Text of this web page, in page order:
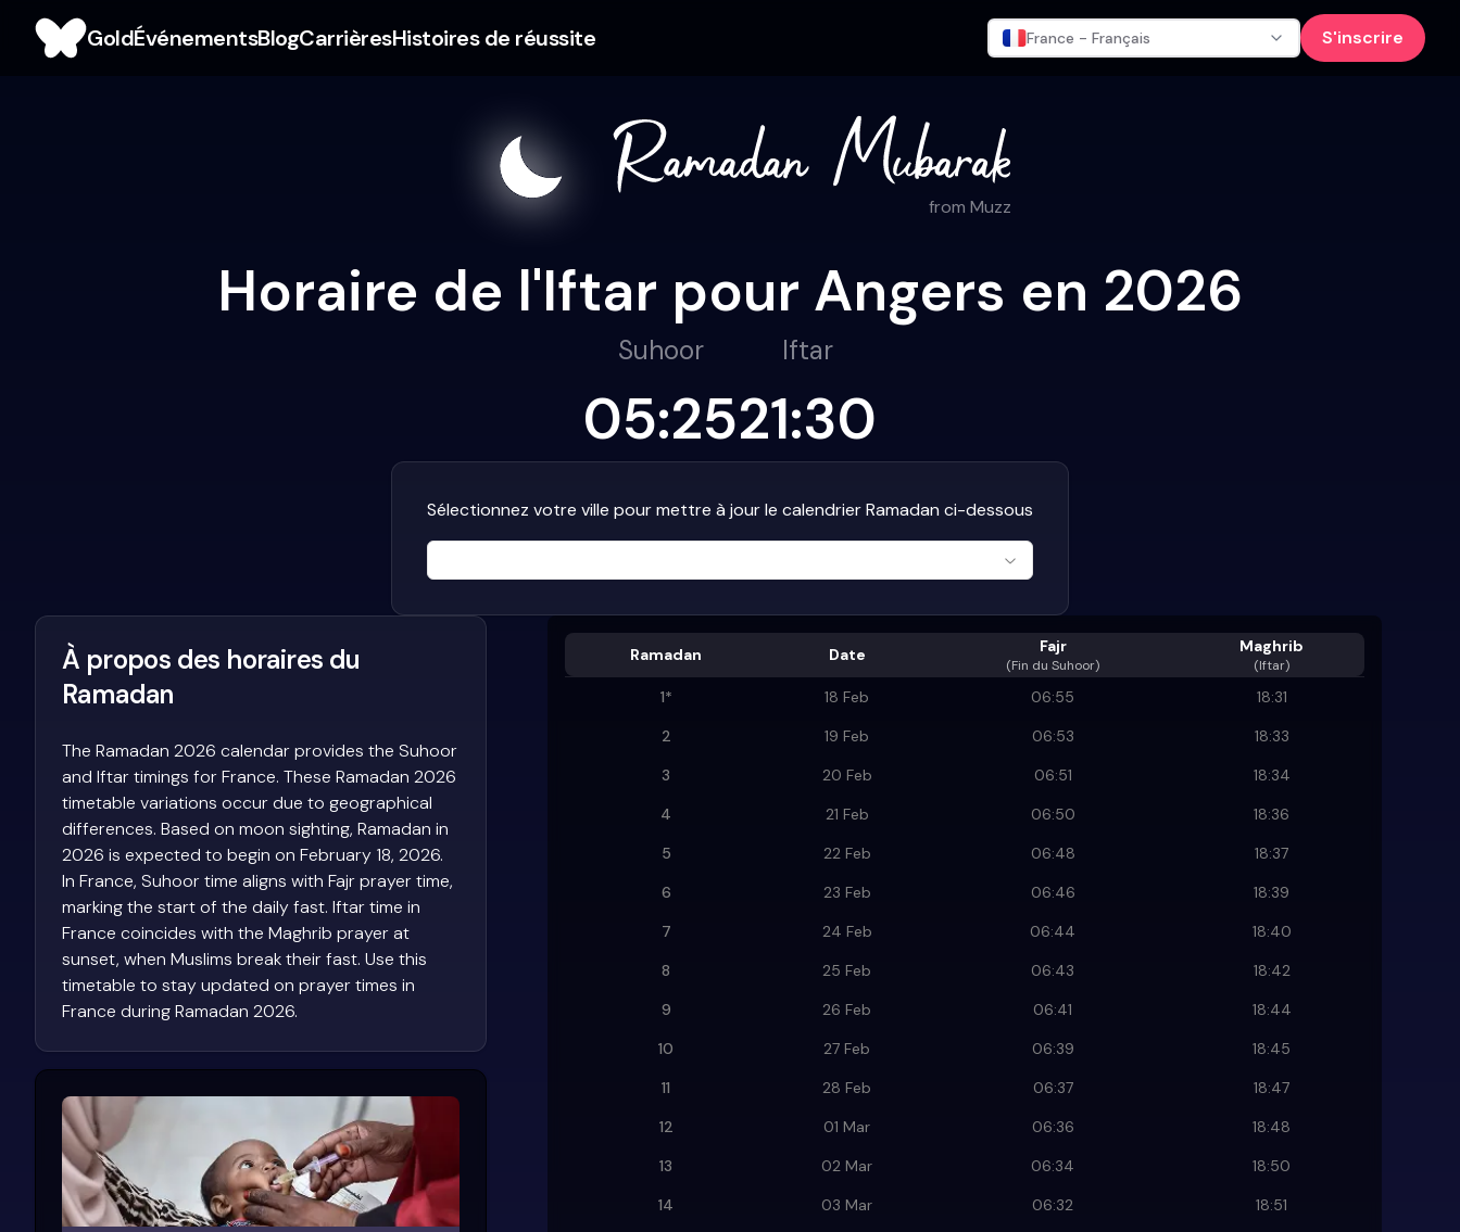
GoldÉvénementsBlogCarrièresHistoires de réussite France - Français S'inscrire
from Muzz
Horaire de l'Iftar pour Angers en 2026
Suhoor
05:25
Iftar
21:30
Sélectionnez votre ville pour mettre à jour le calendrier Ramadan ci-dessous
Ramadan Date Fajr
(Fin du Suhoor)
Maghrib
(Iftar)
1* 18 Feb 06:55
18:31
2
19 Feb 06:53
18:33
3
20 Feb 06:51
18:34
4
21 Feb 06:50
18:36
5
22 Feb 06:48
18:37
6
23 Feb 06:46
18:39
7
24 Feb 06:44
18:40
8
25 Feb 06:43
18:42
9
26 Feb 06:41
18:44
10
27 Feb 06:39
18:45
11
28 Feb 06:37
18:47
12
01 Mar 06:36
18:48
13
02 Mar 06:34
18:50
14
03 Mar 06:32
18:51
À propos des horaires du
Ramadan
The Ramadan 2026 calendar provides the Suhoor
and Iftar timings for France. These Ramadan 2026
timetable variations occur due to geographical
differences. Based on moon sighting, Ramadan in
2026 is expected to begin on February 18, 2026.
In France, Suhoor time aligns with Fajr prayer time,
marking the start of the daily fast. Iftar time in
France coincides with the Maghrib prayer at
sunset, when Muslims break their fast. Use this
timetable to stay updated on prayer times in
France during Ramadan 2026.